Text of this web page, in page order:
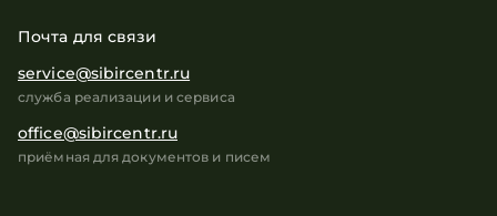
Почта для связи
service@sibircentr.ru
служба реализации и сервиса
office@sibircentr.ru
приёмная для документов и писем